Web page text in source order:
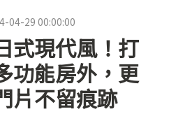
04-29 00:00:00
式現代風！打
功能房外，更
片不留痕跡